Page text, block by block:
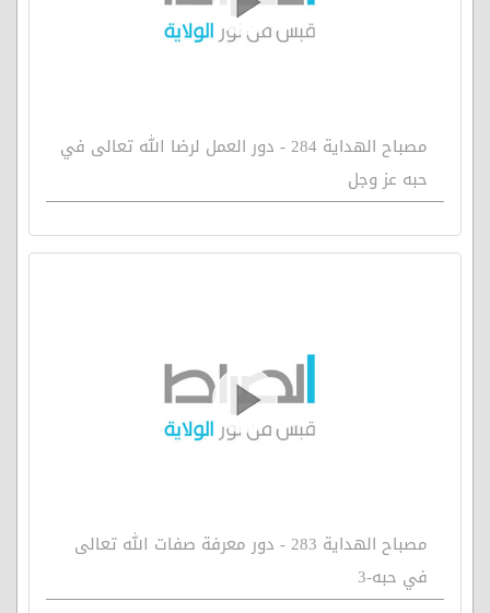
مصباح الهداية 284 - دور العمل لرضا الله تعالى في
حبه عز وجل
مصباح الهداية 283 - دور معرفة صفات الله تعالى
في حبه-3